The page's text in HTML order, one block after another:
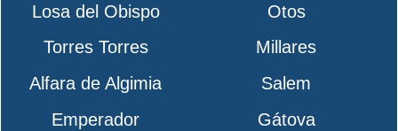
Losa del Obispo
Otos
Torres Torres
Millares
Alfara de Algimia
Salem
Emperador
Gátova